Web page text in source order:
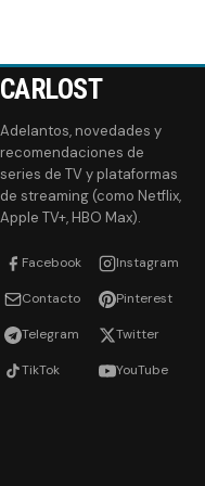
CARLOST
Adelantos, novedades y
recomendaciones de
series de TV y plataformas
de streaming (como Netflix,
Apple TV+, HBO Max).
Facebook Instagram
Contacto Pinterest
Telegram Twitter
TikTok YouTube